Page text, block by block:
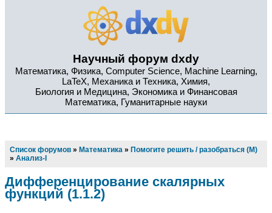
Научный форум dxdy
Математика, Физика, Computer Science, Machine Learning,
LaTeX, Механика и Техника, Химия,
Биология и Медицина, Экономика и Финансовая
Математика, Гуманитарные науки
Список форумов » Математика » Помогите решить / разобраться (М)
» Анализ-I
Дифференцирование скалярных
функций (1.1.2)